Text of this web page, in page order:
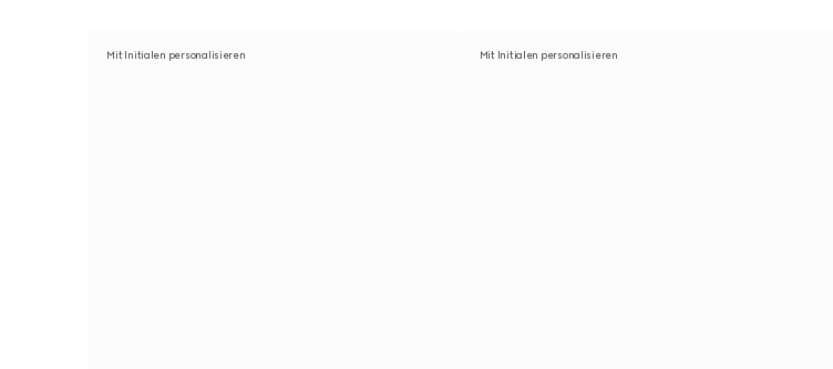
Mit Initialen personalisieren Mit Initialen personalisieren